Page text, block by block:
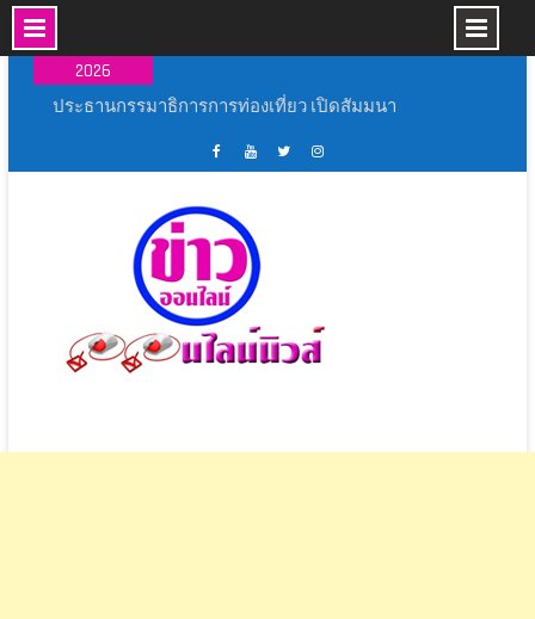
Skip
content
2026
สุพรรณบุรี จัดยิ่งใหญ่ พิธีเปิดการแข่งขันกีฬา
สุพรรณบุรี สโมสรไลออนส์ด่านช้าง ร่วมกับ กิ่ง
ระหว่าง วัน ที่ 6-12 สิงหาคม 2569
ยิ่งใหญ่อลังการมหกรรมดนตรีเด็กประถมศึกษา
งานมหกรรมดนตรีสร้างสรรค์ ลูกสุพรรณบุรี เขต 1
อยากจะย้ำชัดๆ ครั้งสุดท้าย ! AIS เปิด “โซนหน้าจอ”
ชวนดูสดคอนเสิร์ตอำลา “อัสนี-วสันต์” บน AIS PLAY
8 ก.ย. นี้
ประธานกรรมาธิการการท่องเที่ยว เปิดสัมมนา
ท่องเที่ยวคุณภาพอย่างยั่งยืน
บุ้ค
ศูนย์
ข่าว
ออนไลน์
นิ
วส์
ทู้
ปอ
อน
ไลน์
นิ